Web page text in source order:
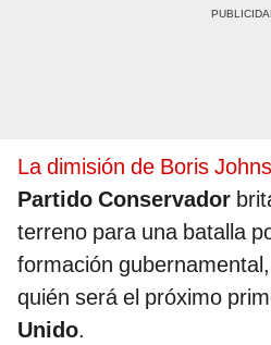
La dimisión de Boris
Partido Conservador
terreno para una batalla
formación
quién será el próximo
Unido.